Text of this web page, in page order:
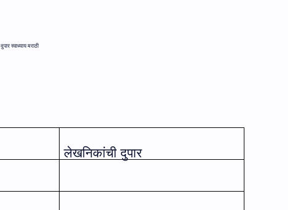
दुपार स्वाध्याय मराठी
लेखनिकांची दुपार